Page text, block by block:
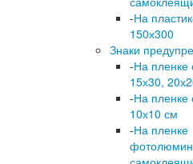
-На
150х300
Знаки
-На пленке
15х30,
-На пленке
10х10 см
-На пленке